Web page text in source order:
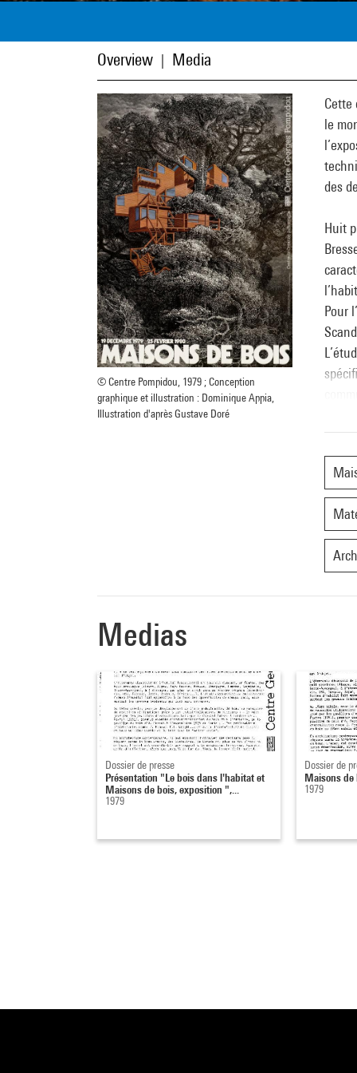
Overview Media
© Centre Pompidou, 1979 ; Conception
graphique et illustration : Dominique Appia,
Illustration d'après Gustave Doré
Cette
le
des
Huit
Pour
En
- La
- Les
- Les
- Les
Medias
Dossier de presse
Présentation "Le bois dans l'habitat et
Maisons de bois, exposition ",...
1979
Dossier de
Maisons de
1979